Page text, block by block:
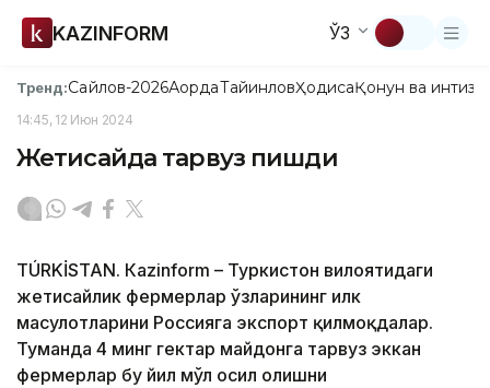
KAZINFORM ЎЗ
Тренд:Сайлов-2026АқордаТайинловҲодисаҚонун ва
14:45, 12 Июн 2024
Жетисайда тарвуз пишди
TÚRKİSTAN. Кazinform – Туркистон вилоятидаги
жетисайлик фермерлар ўзларининг илк
маҳсулотларини Россияга экспорт қилмоқдалар.
Туманда 4 минг гектар майдонга тарвуз эккан
фермерлар бу йил мўл ҳосил олишни